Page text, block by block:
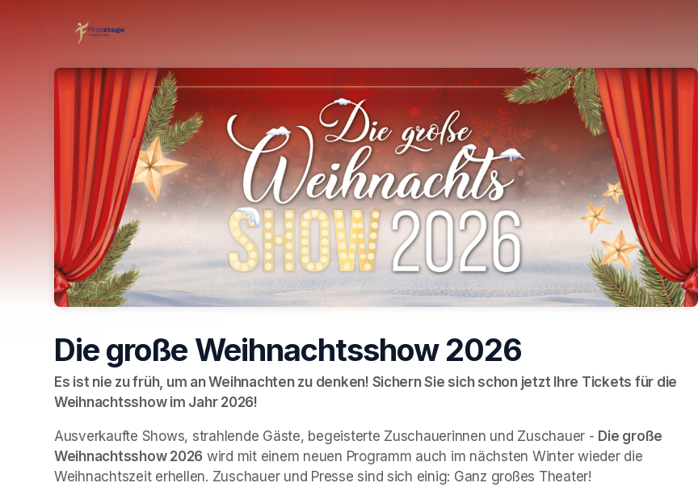
Die große Weihnachtsshow 2026
Es ist nie zu früh, um an Weihnachten zu denken! Sichern Sie sich schon jetzt Ihre Tickets für die
Weihnachtsshow im Jahr 2026!
Ausverkaufte Shows, strahlende Gäste, begeisterte Zuschauerinnen und Zuschauer - Die große
Weihnachtsshow 2026 wird mit einem neuen Programm auch im nächsten Winter wieder die
Weihnachtszeit erhellen. Zuschauer und Presse sind sich einig: Ganz großes Theater!